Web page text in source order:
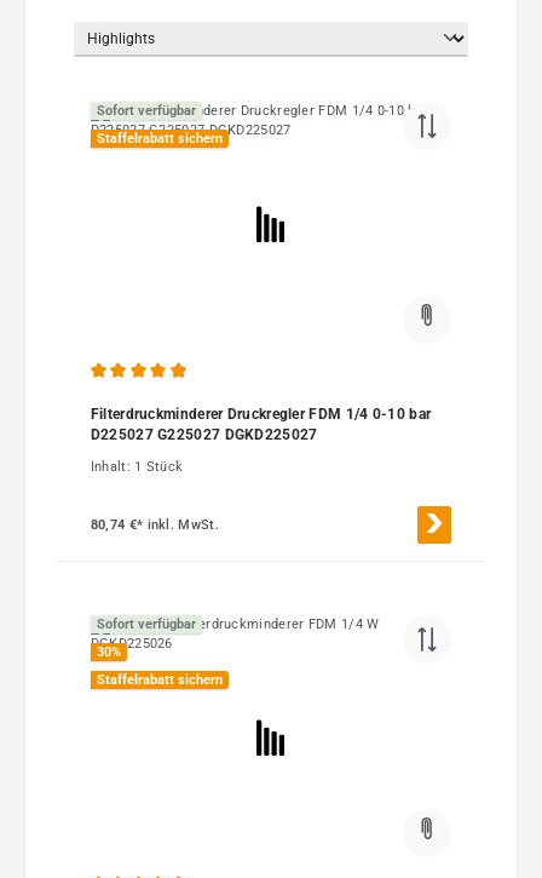
Sofort verfügbar
Staffelrabatt sichern
Filterdruckminderer Druckregler FDM 1/4 0-10 bar
D225027 G225027 DGKD225027
Inhalt: 1 Stück
80,74 €* inkl. MwSt.
Sofort verfügbar
30%
Staffelrabatt sichern